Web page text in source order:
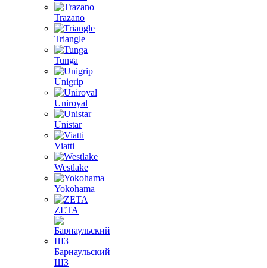
Trazano
Triangle
Tunga
Unigrip
Uniroyal
Unistar
Viatti
Westlake
Yokohama
ZETA
Барнаульский
ШЗ